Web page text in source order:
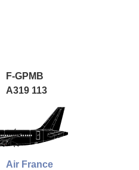
F-GPMB
A319 113
Air France